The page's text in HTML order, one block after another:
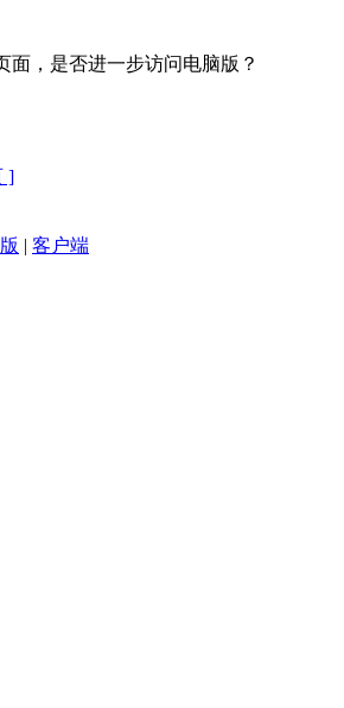
面，是否进一步访问电脑版？
]
| 客户端